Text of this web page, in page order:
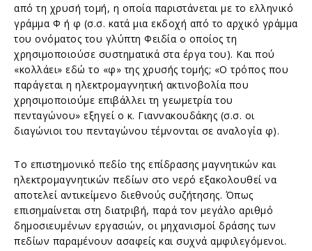
από τη χρυσή τομή, η οποία παριστάνεται με το ελληνικό
γράμμα Φ ή φ (σ.σ. κατά μια εκδοχή από το αρχικό γράμμα
του ονόματος του γλύπτη Φειδία ο οποίος τη
χρησιμοποιούσε συστηματικά στα έργα του). Και πού
«κολλάει» εδώ το «φ» της χρυσής τομής; «Ο τρόπος που
παράγεται η ηλεκτρομαγνητική ακτινοβολία που
χρησιμοποιούμε επιβάλλει τη γεωμετρία του
πενταγώνου» εξηγεί ο κ. Γιαννακουδάκης (σ.σ. οι
διαγώνιοι του πενταγώνου τέμνονται σε αναλογία φ).
Το επιστημονικό πεδίο της επίδρασης μαγνητικών και
ηλεκτρομαγνητικών πεδίων στο νερό εξακολουθεί να
αποτελεί αντικείμενο διεθνούς συζήτησης. Όπως
επισημαίνεται στη διατριβή, παρά τον μεγάλο αριθμό
δημοσιευμένων εργασιών, οι μηχανισμοί δράσης των
πεδίων παραμένουν ασαφείς και συχνά αμφιλεγόμενοι.